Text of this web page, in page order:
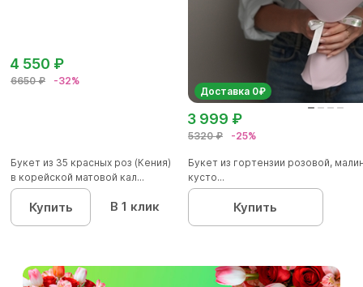
6650 ₽ -32%
4 550 ₽
Букет из 35 красных роз (Кения)
в корейской матовой кал...
Купить В 1 клик
Доставка 0₽
5320 ₽ -25%
3 999 ₽
Букет из гортензии розовой,
кусто...
Купить